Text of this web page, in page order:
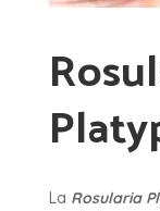
La Rosularia